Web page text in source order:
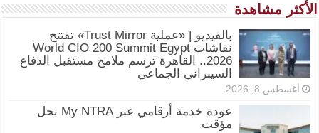
الأكثر مشاهدة
بالفيديو | «عملية Trust Mirror» تفتتح
نقاشات World CIO 200 Summit Egypt
2026.. القاهرة ترسم ملامح مستقبل الدفاع
السيبراني الجماعي
أغسطس 8, 2026
عودة خدمة أرقامي عبر My NTRA بحل
مؤقت